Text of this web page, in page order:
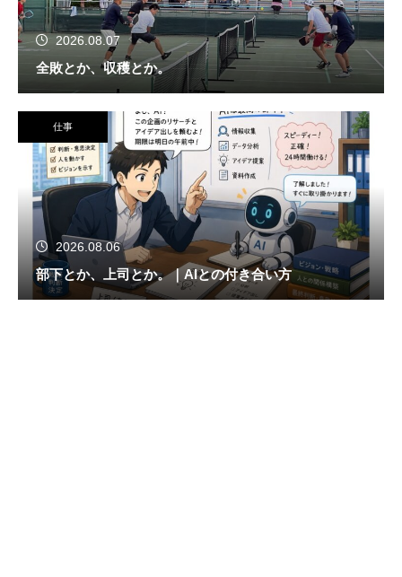
2026.08.07
全敗とか、収穫とか。
仕事
2026.08.06
部下とか、上司とか。｜AIとの付き合い方